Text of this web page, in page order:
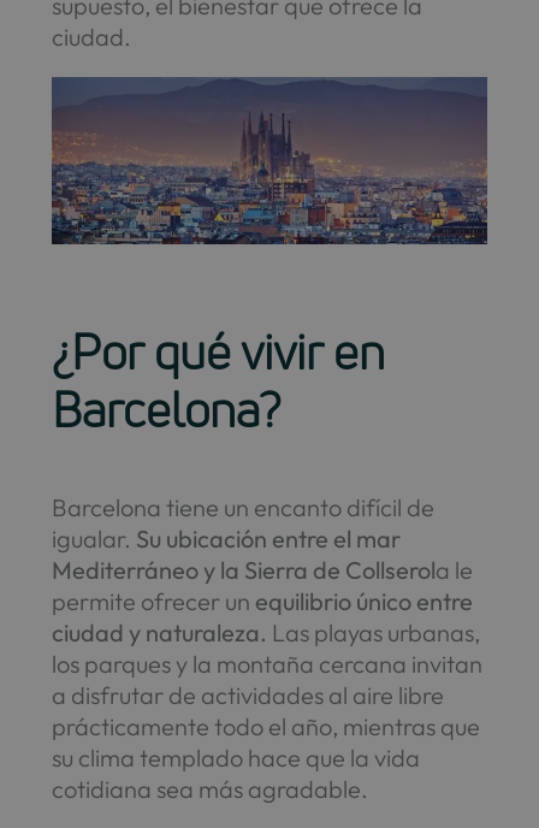
ciudad.
¿Por qué vivir en
Barcelona?
Barcelona tiene un encanto difícil de
igualar. Su ubicación entre el mar
Mediterráneo y la Sierra de Collserola le
permite ofrecer un equilibrio único entre
ciudad y naturaleza. Las playas urbanas,
los parques y la montaña cercana invitan
a disfrutar de actividades al aire libre
prácticamente todo el año, mientras que
su clima templado hace que la vida
cotidiana sea más agradable.